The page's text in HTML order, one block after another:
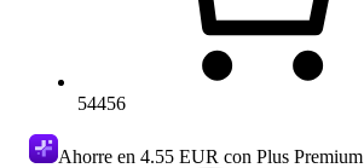
54456
Ahorre en 4.55 EUR con Plus Premium